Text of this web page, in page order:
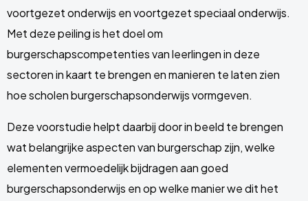
voortgezet onderwijs en voortgezet speciaal onderwijs.
Met deze peiling is het doel om
burgerschapscompetenties van leerlingen in deze
sectoren in kaart te brengen en manieren te laten zien
hoe scholen burgerschapsonderwijs vormgeven.
Deze voorstudie helpt daarbij door in beeld te brengen
wat belangrijke aspecten van burgerschap zijn, welke
elementen vermoedelijk bijdragen aan goed
burgerschapsonderwijs en op welke manier we dit het